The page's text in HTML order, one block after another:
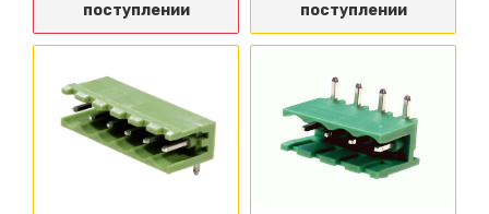
поступлении
поступлении